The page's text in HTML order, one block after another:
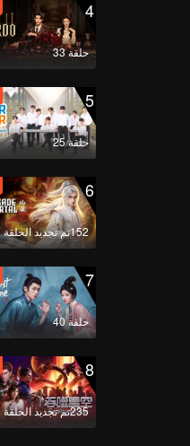
4
حلقة 33
5
حلقة 25
6
152تم تجديد الحلقة
7
حلقة 40
8
235تم تجديد الحلقة